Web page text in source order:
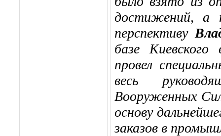
достижений, а
перспективу
базе Киевского
провел
весь
Вооруженных
основу
заказов в